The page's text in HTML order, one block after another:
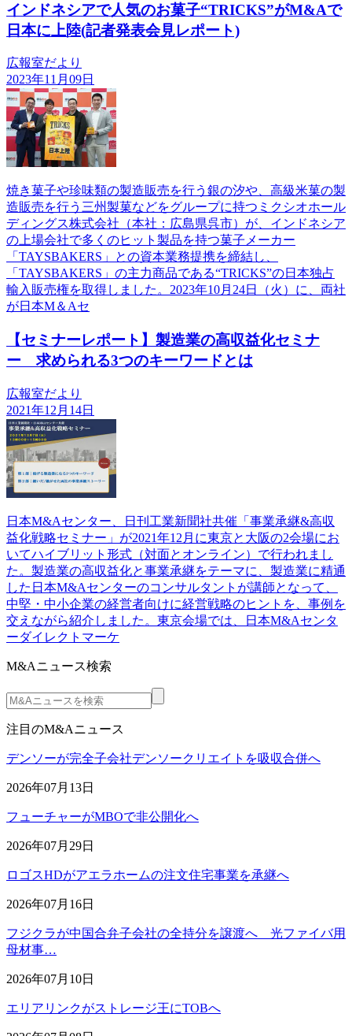
インドネシアで人気のお菓子“TRICKS”がM&Aで
日本に上陸(記者発表会見レポート)
広報室だより
2023年11月09日
焼き菓子や珍味類の製造販売を行う銀の汐や、高級米菓の製
造販売を行う三州製菓などをグループに持つミクシオホール
ディングス株式会社（本社：広島県呉市）が、インドネシア
の上場会社で多くのヒット製品を持つ菓子メーカー
「TAYSBAKERS」との資本業務提携を締結し、
「TAYSBAKERS」の主力商品である“TRICKS”の日本独占
輸入販売権を取得しました。2023年10月24日（火）に、両社
が日本M＆Aセ
【セミナーレポート】製造業の高収益化セミナ
ー 求められる3つのキーワードとは
広報室だより
2021年12月14日
日本M&Aセンター、日刊工業新聞社共催「事業承継&高収
益化戦略セミナー」が2021年12月に東京と大阪の2会場にお
いてハイブリット形式（対面とオンライン）で行われまし
た。製造業の高収益化と事業承継をテーマに、製造業に精通
した日本M&Aセンターのコンサルタントが講師となって、
中堅・中小企業の経営者向けに経営戦略のヒントを、事例を
交えながら紹介しました。東京会場では、日本M&Aセンタ
ーダイレクトマーケ
M&Aニュース検索
注目のM&Aニュース
デンソーが完全子会社デンソークリエイトを吸収合併へ
2026年07月13日
フューチャーがMBOで非公開化へ
2026年07月29日
ロゴスHDがアエラホームの注文住宅事業を承継へ
2026年07月16日
フジクラが中国合弁子会社の全持分を譲渡へ 光ファイバ用
母材事…
2026年07月10日
エリアリンクがストレージ王にTOBへ